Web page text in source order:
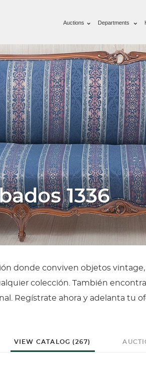
Auctions Departments
1336
donde conviven objetos
colección. También
Regístrate ahora y adelanta tu
VIEW CATALOG (267)